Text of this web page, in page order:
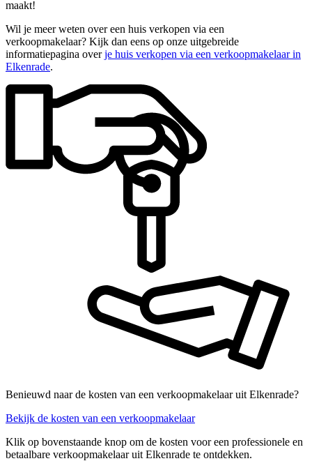
maakt!
Wil je meer weten over een huis verkopen via een
verkoopmakelaar? Kijk dan eens op onze uitgebreide
informatiepagina overje huis verkopen via een verkoopmakelaar in
Elkenrade.
Benieuwd naar de kosten van een verkoopmakelaar uit Elkenrade?
Bekijk de kosten van een verkoopmakelaar
Klik op bovenstaande knop om de kosten voor een professionele en
betaalbare verkoopmakelaar uit Elkenrade te ontdekken.